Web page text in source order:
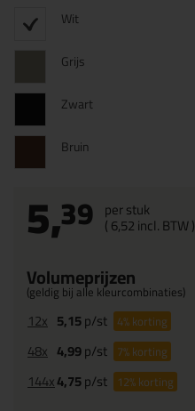
Wit
Grijs
Zwart
Bruin
5,39 per stuk
(6,52incl. BTW )
Volumeprijzen
(geldig bij alle kleurcombinaties)
12x 5,15p/st 4%korting
48x 4,99p/st 7%korting
144x4,75p/st 12%korting